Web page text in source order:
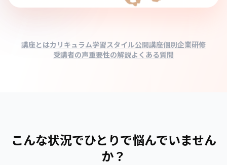
講座とはカリキュラム学習スタイル公開講座個別企業研修
受講者の声重要性の解説よくある質問
こんな状況でひとりで悩んでいません
か？